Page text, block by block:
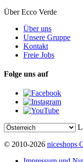
Über Ecco Verde
Über uns
Unsere Gruppe
Kontakt
Freie Jobs
Folge uns auf
© 2010-2026 niceshops